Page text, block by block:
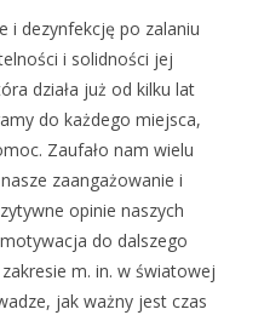
i dezynfekcję po zalaniu
i solidności jej
działa już od kilku lat
do każdego miejsca,
Zaufało nam wielu
zaangażowanie i
opinie naszych
do dalszego
m. in. w światowej
jak ważny jest czas